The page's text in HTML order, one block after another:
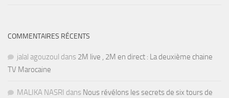
COMMENTAIRES RÉCENTS
jalal agouzoul dans 2M live , 2M en direct : La deuxième chaine
TV Marocaine
MALIKA NASRI dans Nous révélons les secrets de six tours de